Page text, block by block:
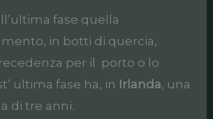
fase quella
in botti di quercia,
per il porto o lo
ultima fase ha, in
Irlanda, una
di tre anni.